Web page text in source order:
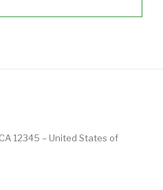
12345 – United States of